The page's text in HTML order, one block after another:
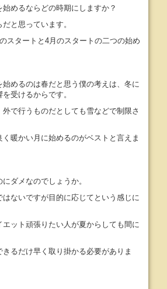
めるならどの時期にしますか？
と思っています。
スタートと4月のスタートの二つの始め
めるのは春だと思う僕の考えは、冬に
受けるからです。
で行うものだとしても雪などで制限さ
暖かい月に始めるのがベストと言えま
ダメなのでしょうか。
ないですが目的に応じてという感じに
ット頑張りたい人が夏からしても間に
るだけ早く取り掛かる必要がありま